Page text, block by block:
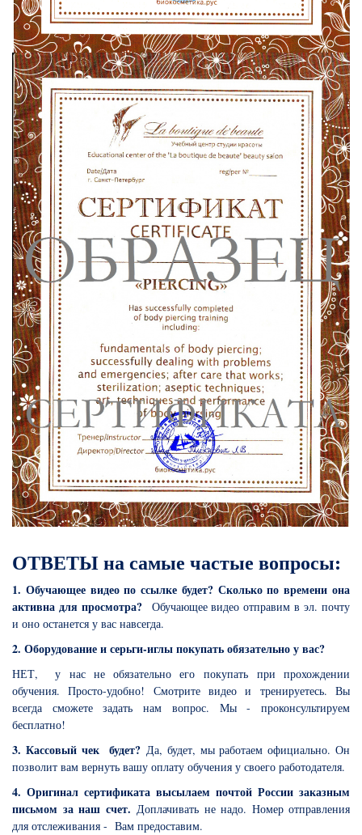
ОТВЕТЫ на самые частые вопросы:
1. Обучающее видео по ссылке будет? Сколько по времени она
активна для просмотра? Обучающее видео отправим в эл. почту
и оно останется у вас навсегда.
2. Оборудование и серьги-иглы покупать обязательно у вас?
НЕТ, у нас не обязательно его покупать при прохождении
обучения. Просто-удобно! Смотрите видео и тренируетесь. Вы
всегда сможете задать нам вопрос. Мы - проконсультируем
бесплатно!
3. Кассовый чек будет? Да, будет, мы работаем официально. Он
позволит вам вернуть вашу оплату обучения у своего работодателя.
4. Оригинал сертификата высылаем почтой России заказным
письмом за наш счет. Доплачивать не надо. Номер отправления
для отслеживания - Вам предоставим.